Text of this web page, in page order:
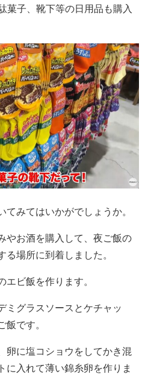
菓子、靴下等の日用品も購入
みてはいかがでしょうか。
やお酒を購入して、夜ご飯の
場所に到着しました。
ビ飯を作ります。
ミグラスソースとケチャッ
です。
卵に塩コショウをしてかき混
に入れて薄い錦糸卵を作りま